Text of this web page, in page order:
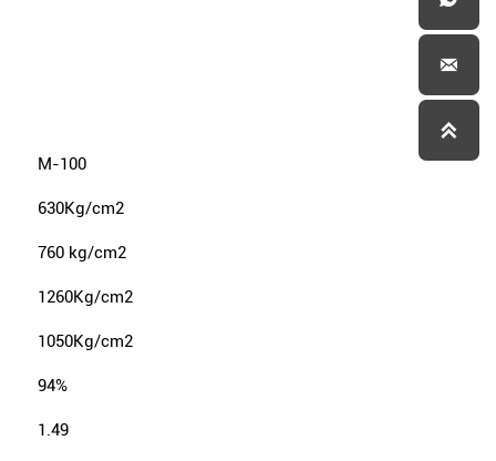
M-100
630Kg/cm2
760 kg/cm2
1260Kg/cm2
1050Kg/cm2
94%
1.49

